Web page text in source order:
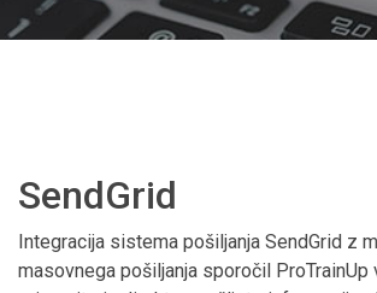
SendGrid
Integracija sistema pošiljanja SendGrid z
masovnega pošiljanja sporočil ProTrainUp